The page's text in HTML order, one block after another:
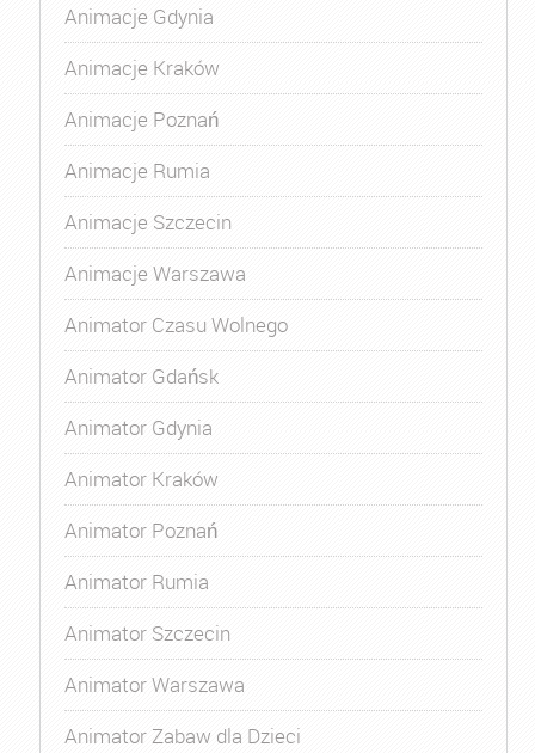
Animacje Gdynia
Animacje Kraków
Animacje Poznań
Animacje Rumia
Animacje Szczecin
Animacje Warszawa
Animator Czasu Wolnego
Animator Gdańsk
Animator Gdynia
Animator Kraków
Animator Poznań
Animator Rumia
Animator Szczecin
Animator Warszawa
Animator Zabaw dla Dzieci